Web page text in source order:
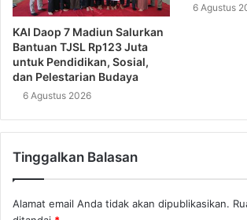
KAI Daop 7 Madiun Salurkan
Bantuan TJSL Rp123 Juta
untuk Pendidikan, Sosial,
dan Pelestarian Budaya
6 Agustus 2026
6 Agustus
Tinggalkan Balasan
Alamat email Anda tidak akan dipublikasikan.